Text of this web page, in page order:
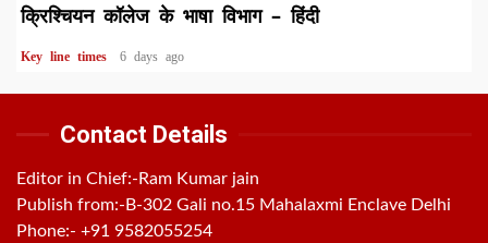
क्रिश्चियन कॉलेज के भाषा विभाग – हिंदी
Key line times 6 days ago
Contact Details
Editor in Chief:-Ram Kumar jain
Publish from:- B-302 Gali no.15 Mahalaxmi Enclave Delhi
Phone:- +91 9582055254